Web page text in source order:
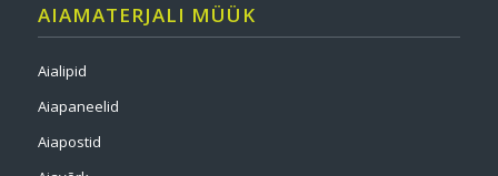
AIAMATERJALI MÜÜK
Aialipid
Aiapaneelid
Aiapostid